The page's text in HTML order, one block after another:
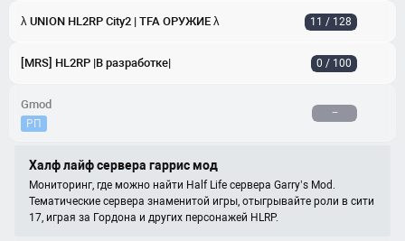
λ UNION HL2RP City2 | TFA ОРУЖИЕ λ 11 / 128
[MRS] HL2RP |В разработке| 0 / 100
Gmod
РП
−
Халф лайф сервера гаррис мод
Мониторинг, где можно найти Half Life сервера Garry’s Mod.
Тематические сервера знаменитой игры, отыгрывайте роли в сити
17, играя за Гордона и других персонажей HLRP.